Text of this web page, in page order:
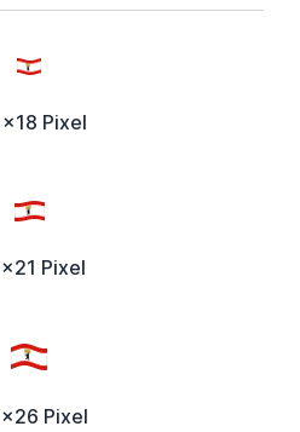
Pixel
Pixel
Pixel